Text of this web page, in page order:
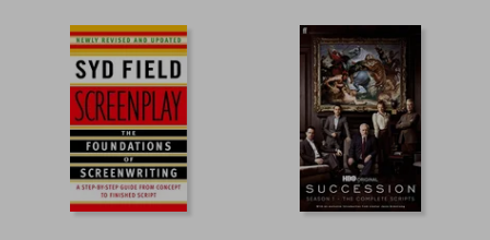
55%
dcto. S/ 109,06
55%
dcto.